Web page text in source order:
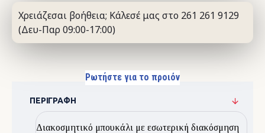
Χρειάζεσαι βοήθεια; Κάλεσέ μας στο 261 261 9129
(Δευ-Παρ 09:00-17:00)
Ρωτήστε για το προιόν
ΠΕΡΙΓΡΑΦΉ
Διακοσμητικό μπουκάλι με εσωτερική διακόσμηση